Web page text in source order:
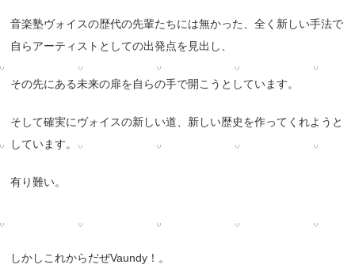
音楽塾ヴォイスの歴代の先輩たちには無かった、全く新しい手法で
自らアーティストとしての出発点を見出し、
その先にある未来の扉を自らの手で開こうとしています。
そして確実にヴォイスの新しい道、 新しい歴史を作ってくれようと
しています。
有り難い。
しかしこれからだぜVaundy！。